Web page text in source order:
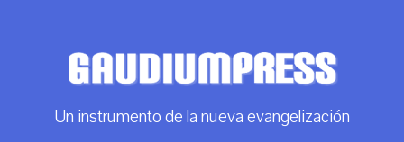
Un instrumento de la nueva evangelización